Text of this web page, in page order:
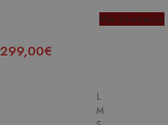
Más Información
299,00€
L
M